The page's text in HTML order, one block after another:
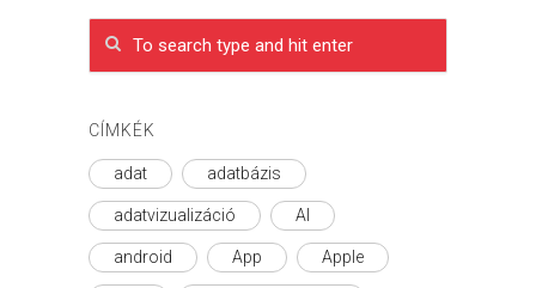
CÍMKÉK
adat adatbázis
adatvizualizáció AI
android App Apple